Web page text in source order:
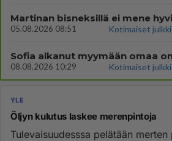
Martinan bisneksillä ei mene
05.08.2026 08:51 Kotimaiset
08.08.2026 10:29 Kotimaiset
YLE
Öljyn kulutus laskee merenpintoja
Tulevaisuudesssa pelätään